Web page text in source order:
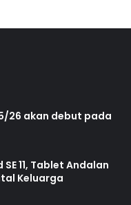
26 akan debut pada
11, Tablet Andalan
Keluarga